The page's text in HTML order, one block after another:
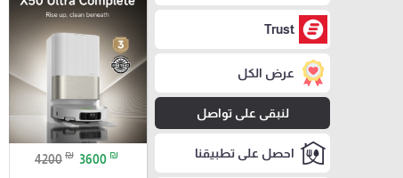
Trust
عرض الكل
لنبقى على تواصل
احصل على تطبيقنا 4200 ₪ 3600 ₪